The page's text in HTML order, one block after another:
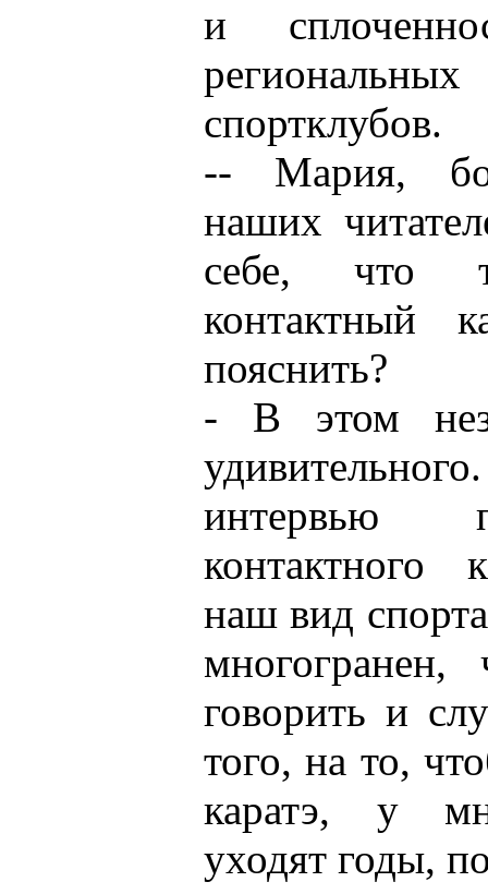
и
спортклубов.
-- Мария,
наших
себе, что
контактный
пояснить?
- В этом
интервью
контактного
наш вид
говорить и
того, на то,
каратэ, у
уходят годы,